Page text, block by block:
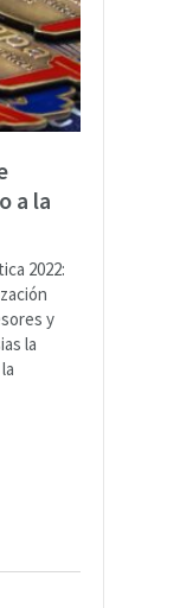
a la
2022:
y
la